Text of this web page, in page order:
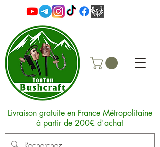
Livraison gratuite en France Métropolitaine
à partir de 200€ d'achat